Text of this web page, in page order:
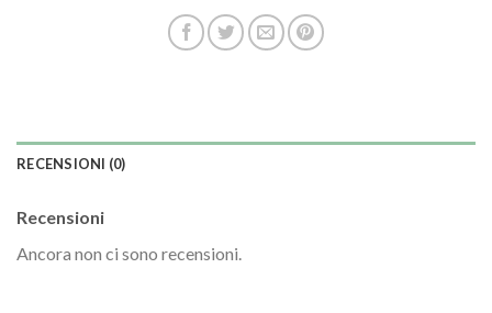
RECENSIONI (0)
Recensioni
Ancora non ci sono recensioni.